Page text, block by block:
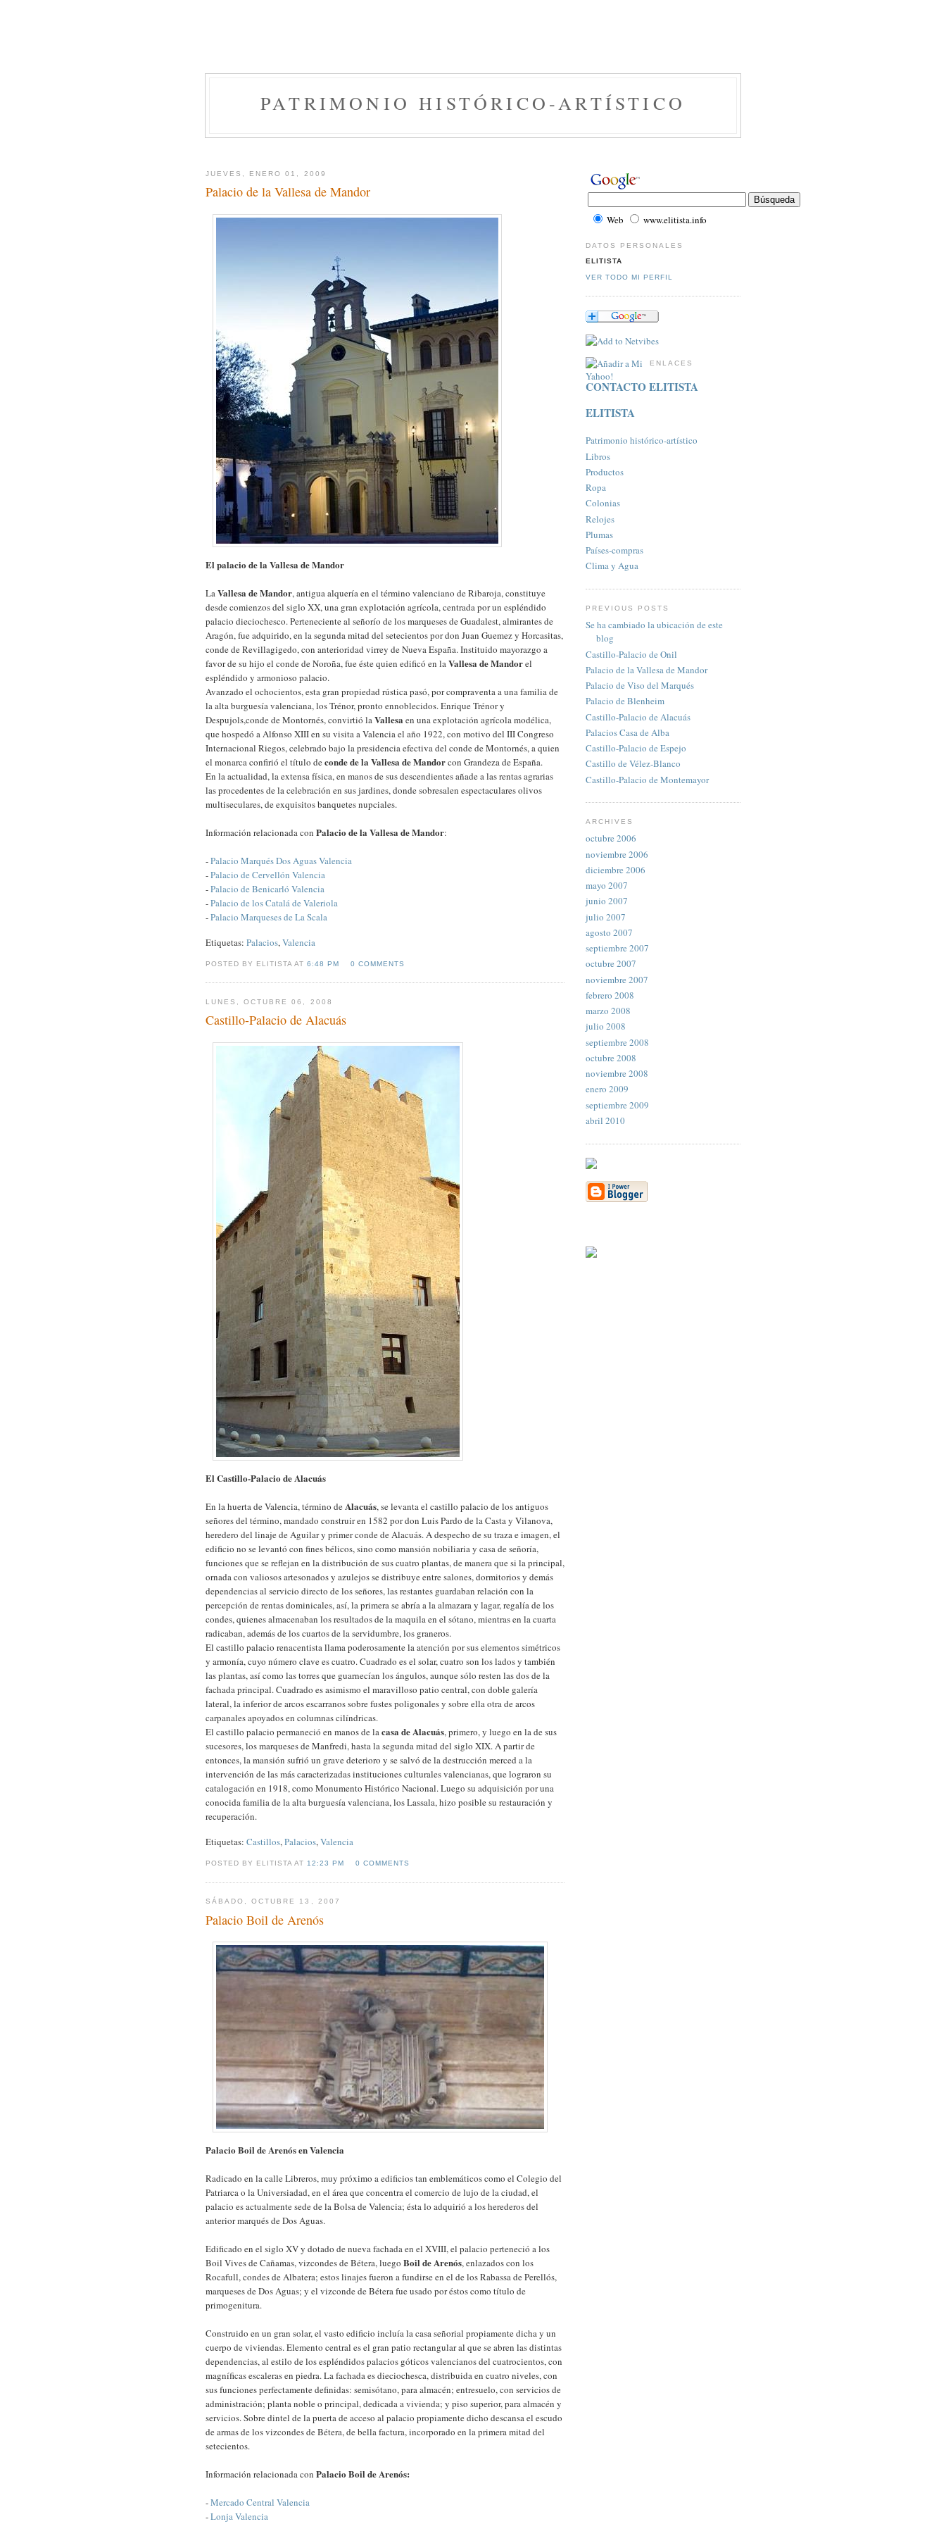
PATRIMONIO HISTÓRICO-ARTÍSTICO
JUEVES, ENERO 01, 2009
Palacio de la Vallesa de Mandor
El palacio de la Vallesa de Mandor
LaVallesa de Mandor, antigua alquería en el término valenciano de Ribaroja, constituye
desde comienzos del siglo XX, una gran explotación agrícola, centrada por un espléndido
palacio dieciochesco. Perteneciente al señorío de los marqueses de Guadalest, almirantes de
Aragón, fue adquirido, en la segunda mitad del setecientos por don Juan Guemez y Horcasitas,
conde de Revillagigedo, con anterioridad virrey de Nueva España. Instituido mayorazgo a
favor de su hijo el conde de Noroña, fue éste quien edificó en laVallesa de Mandorel
espléndido y armonioso palacio.
Avanzado el ochocientos, esta gran propiedad rústica pasó, por compraventa a una familia de
la alta burguesía valenciana, los Trénor, pronto ennoblecidos. Enrique Trénor y
Despujols,conde de Montornés, convirtió laVallesa en una explotación agrícola modélica,
que hospedó a Alfonso XIII en su visita a Valencia el año 1922, con motivo del III Congreso
Internacional Riegos, celebrado bajo la presidencia efectiva del conde de Montornés, a quien
el monarca confirió el título deconde de la Vallesa de Mandorcon Grandeza de España.
En la actualidad, la extensa física, en manos de sus descendientes añade a las rentas agrarias
las procedentes de la celebración en sus jardines, donde sobresalen espectaculares olivos
multiseculares, de exquisitos banquetes nupciales.
Información relacionada con Palacio de la Vallesa de Mandor:
-Palacio Marqués Dos Aguas Valencia
-Palacio de Cervellón Valencia
-Palacio de Benicarló Valencia
-Palacio de los Catalá de Valeriola
-Palacio Marqueses de La Scala
Etiquetas: Palacios,Valencia
POSTED BY ELITISTA AT6:48 PM 0 COMMENTS
LUNES, OCTUBRE 06, 2008
Castillo-Palacio de Alacuás
El Castillo-Palacio de Alacuás
En la huerta de Valencia, término deAlacuás, se levanta el castillo palacio de los antiguos
señores del término, mandado construir en 1582 por don Luis Pardo de la Casta y Vilanova,
heredero del linaje de Aguilar y primer conde de Alacuás. A despecho de su traza e imagen, el
edificio no se levantó con fines bélicos, sino como mansión nobiliaria y casa de señoría,
funciones que se reflejan en la distribución de sus cuatro plantas, de manera que si la principal,
ornada con valiosos artesonados y azulejos se distribuye entre salones, dormitorios y demás
dependencias al servicio directo de los señores, las restantes guardaban relación con la
percepción de rentas dominicales, así, la primera se abría a la almazara y lagar, regalía de los
condes, quienes almacenaban los resultados de la maquila en el sótano, mientras en la cuarta
radicaban, además de los cuartos de la servidumbre, los graneros.
El castillo palacio renacentista llama poderosamente la atención por sus elementos simétricos
y armonía, cuyo número clave es cuatro. Cuadrado es el solar, cuatro son los lados y también
las plantas, así como las torres que guarnecían los ángulos, aunque sólo resten las dos de la
fachada principal. Cuadrado es asimismo el maravilloso patio central, con doble galería
lateral, la inferior de arcos escarranos sobre fustes poligonales y sobre ella otra de arcos
carpanales apoyados en columnas cilíndricas.
El castillo palacio permaneció en manos de lacasa de Alacuás, primero, y luego en la de sus
sucesores, los marqueses de Manfredi, hasta la segunda mitad del siglo XIX. A partir de
entonces, la mansión sufrió un grave deterioro y se salvó de la destrucción merced a la
intervención de las más caracterizadas instituciones culturales valencianas, que lograron su
catalogación en 1918, como Monumento Histórico Nacional. Luego su adquisición por una
conocida familia de la alta burguesía valenciana, los Lassala, hizo posible su restauración y
recuperación.
Etiquetas: Castillos,Palacios,Valencia
POSTED BY ELITISTA AT12:23 PM 0 COMMENTS
SÁBADO, OCTUBRE 13, 2007
Palacio Boil de Arenós
Palacio Boil de Arenós en Valencia
Radicado en la calle Libreros, muy próximo a edificios tan emblemáticos como el Colegio del
Patriarca o la Universiadad, en el área que concentra el comercio de lujo de la ciudad, el
palacio es actualmente sede de la Bolsa de Valencia; ésta lo adquirió a los herederos del
anterior marqués de Dos Aguas.
Edificado en el siglo XV y dotado de nueva fachada en el XVIII, el palacio perteneció a los
Boil Vives de Cañamas, vizcondes de Bétera, luego Boil de Arenós, enlazados con los
Rocafull, condes de Albatera; estos linajes fueron a fundirse en el de los Rabassa de Perellós,
marqueses de Dos Aguas; y el vizconde de Bétera fue usado por éstos como título de
primogenitura.
Construido en un gran solar, el vasto edificio incluía la casa señorial propiamente dicha y un
cuerpo de viviendas. Elemento central es el gran patio rectangular al que se abren las distintas
dependencias, al estilo de los espléndidos palacios góticos valencianos del cuatrocientos, con
magníficas escaleras en piedra. La fachada es dieciochesca, distribuida en cuatro niveles, con
sus funciones perfectamente definidas: semisótano, para almacén; entresuelo, con servicios de
administración; planta noble o principal, dedicada a vivienda; y piso superior, para almacén y
servicios. Sobre dintel de la puerta de acceso al palacio propiamente dicho descansa el escudo
de armas de los vizcondes de Bétera, de bella factura, incorporado en la primera mitad del
setecientos.
Información relacionada con Palacio Boil de Arenós:
-Mercado Central Valencia
-Lonja Valencia
Web www.elitista.info
DATOS PERSONALES
ELITISTA
VER TODO MI PERFIL
ENLACES
CONTACTO ELITISTA
ELITISTA
Patrimonio histórico-artí­stico
Libros
Productos
Ropa
Colonias
Relojes
Plumas
Paí­ses-compras
Clima y Agua
PREVIOUS POSTS
Se ha cambiado la ubicación de este
blog
Castillo-Palacio de Onil
Palacio de la Vallesa de Mandor
Palacio de Viso del Marqués
Palacio de Blenheim
Castillo-Palacio de Alacuás
Palacios Casa de Alba
Castillo-Palacio de Espejo
Castillo de Vélez-Blanco
Castillo-Palacio de Montemayor
ARCHIVES
octubre 2006
noviembre 2006
diciembre 2006
mayo 2007
junio 2007
julio 2007
agosto 2007
septiembre 2007
octubre 2007
noviembre 2007
febrero 2008
marzo 2008
julio 2008
septiembre 2008
octubre 2008
noviembre 2008
enero 2009
septiembre 2009
abril 2010